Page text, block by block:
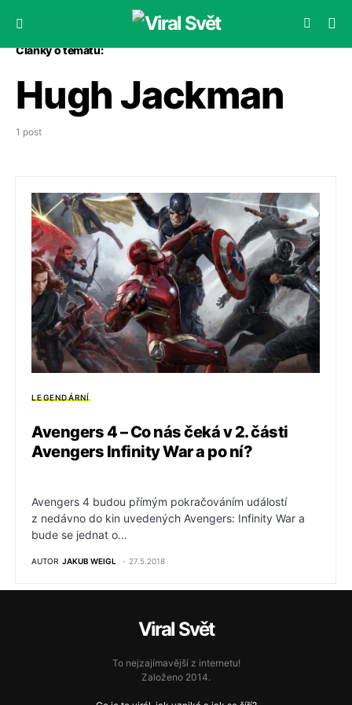
Články o tématu:
Hugh Jackman
1 post
LEGENDÁRNÍ
Avengers 4 – Co nás čeká v 2. části
Avengers Infinity War a po ní?
Avengers 4 budou přímým pokračováním událostí
z nedávno do kin uvedených Avengers: Infinity War a
bude se jednat o…
AUTOR JAKUB WEIGL 27.5.2018
Viral Svět
To nejzajímavější z internetu!
Založeno 2014.